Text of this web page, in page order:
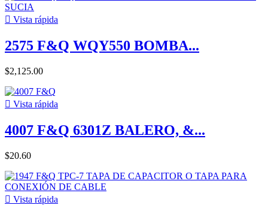
 Vista rápida
2575 F&Q WQY550 BOMBA...
$2,125.00
 Vista rápida
4007 F&Q 6301Z BALERO, &...
$20.60
 Vista rápida